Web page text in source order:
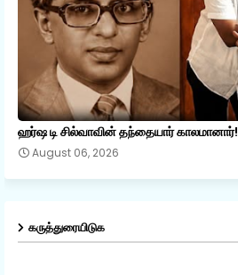
ஹர்ஷ டி சில்வாவின் தந்தையார் காலமானார்!
August 06, 2026
கருத்துரையிடுக